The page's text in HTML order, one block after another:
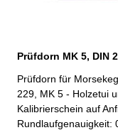
Prüfdorn MK 5, DIN
Prüfdorn für Morsekegel,
229, MK 5 - Holzetui
Kalibrierschein auf
Rundlaufgenauigkeit: